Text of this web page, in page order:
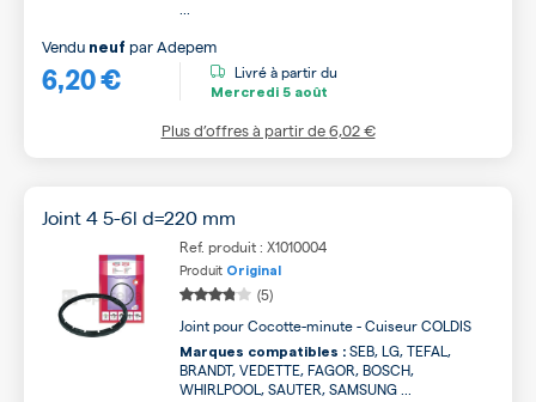
6,20 €
Vendu neuf parAdepem
Livré à partir du
Mercredi 5 août
Plus d’offres à partir de6,02 €
Joint 4 5-6l d=220 mm
Ref. produit : X1010004
Produit Original
(5)
Joint pour Cocotte-minute - Cuiseur COLDIS
Marques compatibles : SEB, LG, TEFAL,
BRANDT, VEDETTE, FAGOR, BOSCH,
WHIRLPOOL, SAUTER, SAMSUNG ...